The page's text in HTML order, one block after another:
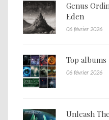
Genus
Eden
06 février 2026
Top albums
06 février 2026
Unleash